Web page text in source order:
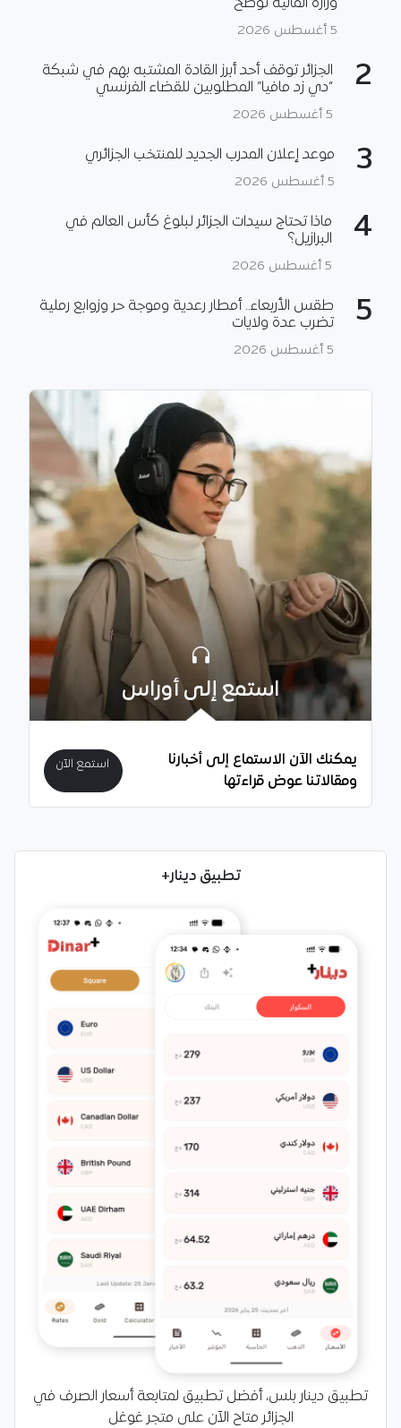
وزارة المالية توضح
5 أغسطس 2026
2
الجزائر توقف أحد أبرز القادة المشتبه بهم في شبكة
“دي زد مافيا” المطلوبين للقضاء الفرنسي
5 أغسطس 2026
3 موعد إعلان المدرب الجديد للمنتخب الجزائري
5 أغسطس 2026
4
ماذا تحتاج سيدات الجزائر لبلوغ كأس العالم في
البرازيل؟
5 أغسطس 2026
5
طقس الأربعاء.. أمطار رعدية وموجة حر وزوابع رملية
تضرب عدة ولايات
5 أغسطس 2026
استمع إلى أوراس
يمكنك الآن الاستماع إلى أخبارنا
ومقالاتنا عوض قراءتها
استمع الآن
تطبيق دينار+
تطبيق دينار بلس، أفضل تطبيق لمتابعة أسعار الصرف في
الجزائر متاح الآن على متجر غوغل